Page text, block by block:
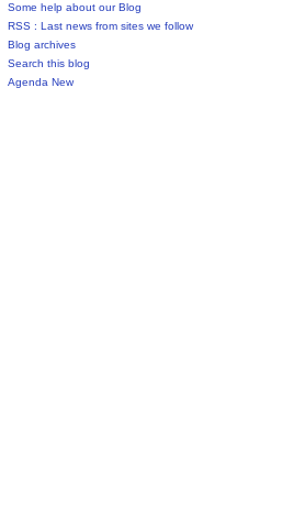
Some help about our Blog
RSS : Last news from sites we follow
Blog archives
Search this blog
Agenda New